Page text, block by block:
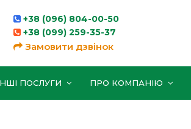
+38 (096) 804-00-50
+38 (099) 259-35-37
Замовити дзвінок
ПОСЛУГИ ПРО КОМПАНІЮ